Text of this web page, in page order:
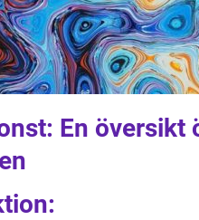
En översikt